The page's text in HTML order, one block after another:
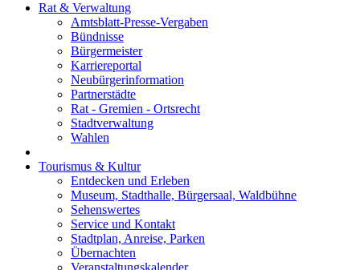
Rat & Verwaltung
Amtsblatt-Presse-Vergaben
Bündnisse
Bürgermeister
Karriereportal
Neubürgerinformation
Partnerstädte
Rat - Gremien - Ortsrecht
Stadtverwaltung
Wahlen
Tourismus & Kultur
Entdecken und Erleben
Museum, Stadthalle, Bürgersaal, Waldbühne
Sehenswertes
Service und Kontakt
Stadtplan, Anreise, Parken
Übernachten
Veranstaltungskalender